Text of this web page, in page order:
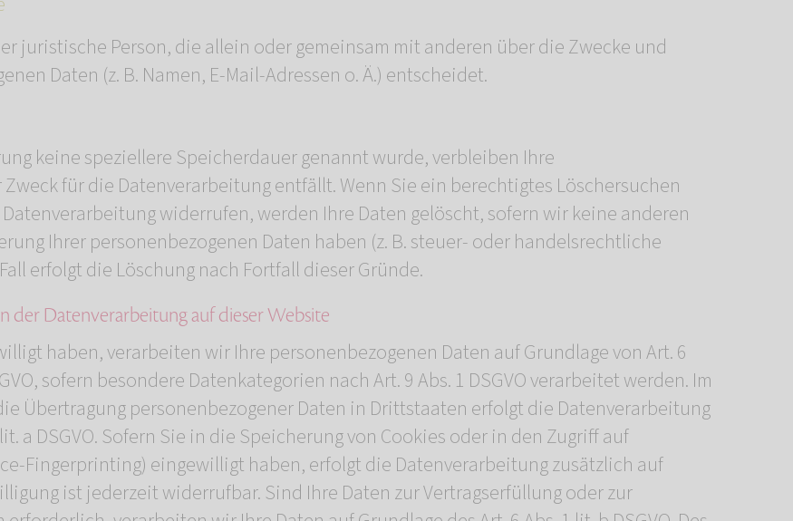
juristische Person, die allein oder gemeinsam mit anderen über die Zwecke und
Daten (z. B. Namen, E-Mail-Adressen o. Ä.) entscheidet.
keine speziellere Speicherdauer genannt wurde, verbleiben Ihre
für die Datenverarbeitung entfällt. Wenn Sie ein berechtigtes Löschersuchen
widerrufen, werden Ihre Daten gelöscht, sofern wir keine anderen
Ihrer personenbezogenen Daten haben (z. B. steuer- oder handelsrechtliche
erfolgt die Löschung nach Fortfall dieser Gründe.
der Datenverarbeitung auf dieser Website
haben, verarbeiten wir Ihre personenbezogenen Daten auf Grundlage von Art. 6
sofern besondere Datenkategorien nach Art. 9 Abs. 1 DSGVO verarbeitet werden. Im
Übertragung personenbezogener Daten in Drittstaaten erfolgt die Datenverarbeitung
a DSGVO. Sofern Sie in die Speicherung von Cookies oder in den Zugriff auf
Fingerprinting) eingewilligt haben, erfolgt die Datenverarbeitung zusätzlich auf
ist jederzeit widerrufbar. Sind Ihre Daten zur Vertragserfüllung oder zur